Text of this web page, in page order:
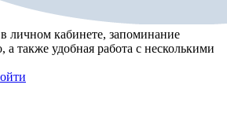
в личном кабинете, запоминание
, а также удобная работа с несколькими